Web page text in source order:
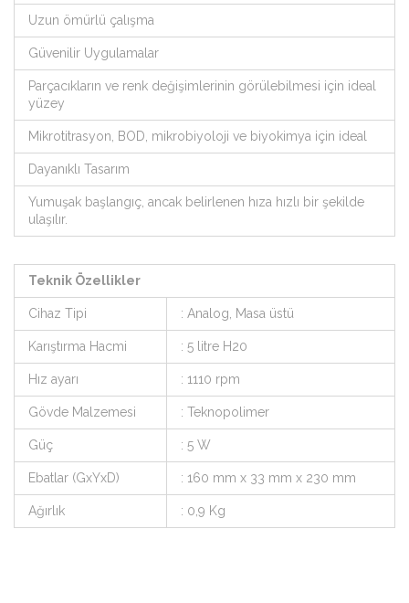
Uzun ömürlü çalışma
Güvenilir Uygulamalar
Parçacıkların ve renk değişimlerinin görülebilmesi için ideal
yüzey
Mikrotitrasyon, BOD, mikrobiyoloji ve biyokimya için ideal
Dayanıklı Tasarım
Yumuşak başlangıç, ancak belirlenen hıza hızlı bir şekilde
ulaşılır.
Teknik Özellikler
Cihaz Tipi : Analog, Masa üstü
Karıştırma Hacmi : 5 litre H20
Hız ayarı : 1110 rpm
Gövde Malzemesi : Teknopolimer
Güç : 5 W
Ebatlar (GxYxD) : 160 mm x 33 mm x 230 mm
Ağırlık : 0,9 Kg